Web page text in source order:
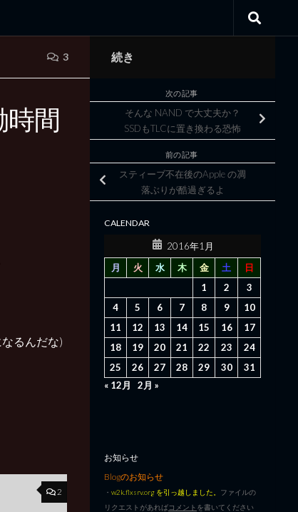
3
時間
るんだな)
2
続き
次の記事
そんな NAND で大丈夫か？
SSDもTLCに置き換わる恐怖
前の記事
スティーブ不在後のApple の凋
落ぶりが酷過ぎるよ
CALENDAR
2016年1月
月
火 水 木 金 土
日
1
2
3
4
5 6 7 8 9
10
11
12 13 14 15 16
17
18
19 20 21 22 23
24
25
26 27 28 29 30
31
« 12月
2月 »
お知らせ
Blogのお知らせ
・ w2k.flxsrv.org を引っ越しました。 ファイルの
リクエストがあればコメント を書いてください